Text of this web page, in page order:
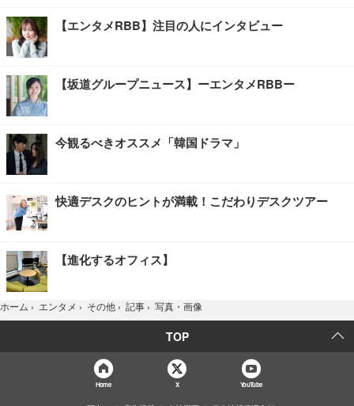
【エンタメRBB】注目の人にインタビュー
【坂道グループニュース】ーエンタメRBBー
今観るべきオススメ「韓国ドラマ」
快適デスクのヒントが満載！こだわりデスクツアー
【進化するオフィス】
ホーム › エンタメ › その他 › 記事 › 写真・画像
TOP
Home X YouTube